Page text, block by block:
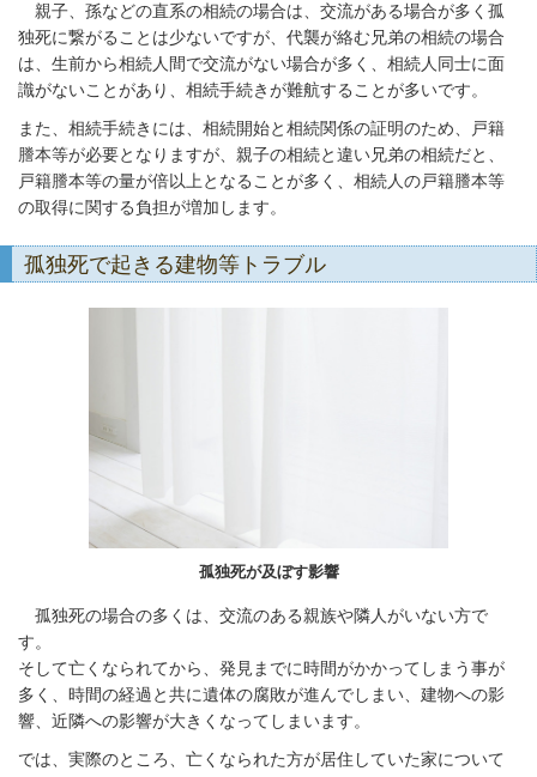
親子、孫などの直系の相続の場合は、交流がある場合が多く孤
独死に繋がることは少ないですが、代襲が絡む兄弟の相続の場合
は、生前から相続人間で交流がない場合が多く、相続人同士に面
識がないことがあり、相続手続きが難航することが多いです。
また、相続手続きには、相続開始と相続関係の証明のため、戸籍
謄本等が必要となりますが、親子の相続と違い兄弟の相続だと、
戸籍謄本等の量が倍以上となることが多く、相続人の戸籍謄本等
の取得に関する負担が増加します。
孤独死で起きる建物等トラブル
孤独死が及ぼす影響
孤独死の場合の多くは、交流のある親族や隣人がいない方で
す。
そして亡くなられてから、発見までに時間がかかってしまう事が
多く、時間の経過と共に遺体の腐敗が進んでしまい、建物への影
響、近隣への影響が大きくなってしまいます。
では、実際のところ、亡くなられた方が居住していた家について